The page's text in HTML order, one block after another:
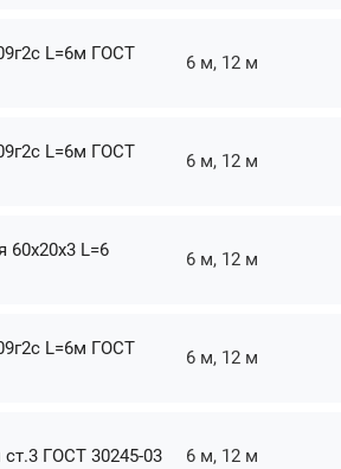
L=6м ГОСТ
6 м, 12 м
L=6м ГОСТ
6 м, 12 м
60х20х3 L=6
6 м, 12 м
L=6м ГОСТ
6 м, 12 м
ГОСТ 30245-03 6 м, 12 м